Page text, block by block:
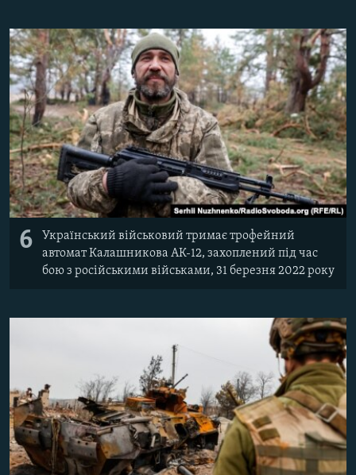
6
Український військовий тримає трофейний
автомат Калашникова АК-12, захоплений під час
бою з російськими військами, 31 березня 2022 року